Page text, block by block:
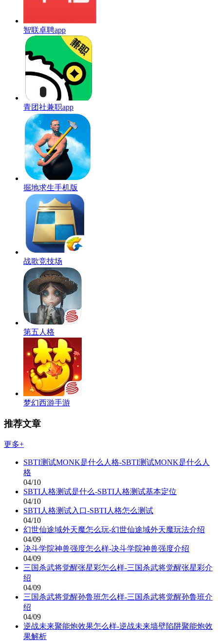
智联卓聘app
青团社兼职app
掘地求生手机版
战歌竞技场
第五人格
梦幻西游手游
推荐文章
更多+
SBTI测试MONK是什么人格-SBTI测试MONK是什么人
格
04/10
SBTI人格测试是什么-SBTI人格测试基本定位
04/10
SBTI人格测试入口-SBTI人格怎么测试
04/10
幻世仙途域外天魔怎么玩-幻世仙途域外天魔玩法介绍
04/09
决斗学院神兽强度怎么样-决斗学院神兽强度介绍
04/09
三国杀武将觉醒张星彩怎么样-三国杀武将觉醒张星彩介
绍
04/09
三国杀武将觉醒孙鲁班怎么样-三国杀武将觉醒孙鲁班介
绍
04/09
逆战未来聚能炮效果怎么样-逆战未来墙壁陷阱聚能炮效
果解析